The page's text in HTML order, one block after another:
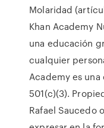
Molaridad
Khan Academy
una educación
cualquier
Academy es
501(c)(3).
Rafael Saucedo